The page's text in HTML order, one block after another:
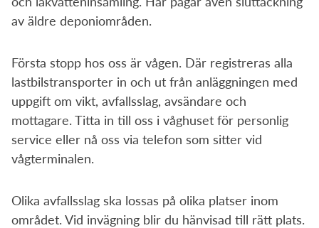
av äldre deponiområden.
Första stopp hos oss är vågen. Där registreras alla
lastbilstransporter in och ut från anläggningen med
uppgift om vikt, avfallsslag, avsändare och
mottagare. Titta in till oss i våghuset för personlig
service eller nå oss via telefon som sitter vid
vågterminalen.
Olika avfallsslag ska lossas på olika platser inom
området. Vid invägning blir du hänvisad till rätt plats.